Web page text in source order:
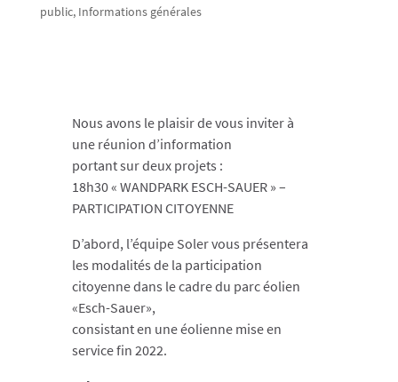
public, Informations générales
Nous avons le plaisir de vous inviter à
une réunion d’information
portant sur deux projets :
18h30 « WANDPARK ESCH-SAUER » –
PARTICIPATION CITOYENNE
D’abord, l’équipe Soler vous présentera
les modalités de la participation
citoyenne dans le cadre du parc éolien
«Esch-Sauer»,
consistant en une éolienne mise en
service fin 2022.